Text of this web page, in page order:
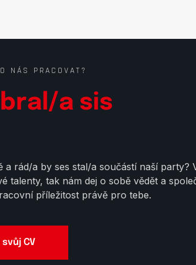
NÁS PRACOVAT?
a sis
a rád/a by ses stal/a součástí naší party?
talenty, tak nám dej o sobě vědět a
příležitost právě pro tebe.
CV